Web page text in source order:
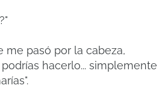
me pasó por la cabeza,
hacerlo... simplemente